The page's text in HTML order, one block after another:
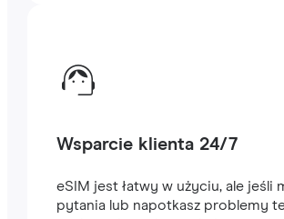
Wsparcie klienta 24/7
eSIM jest łatwy w użyciu, ale jeśli
pytania lub napotkasz problemy